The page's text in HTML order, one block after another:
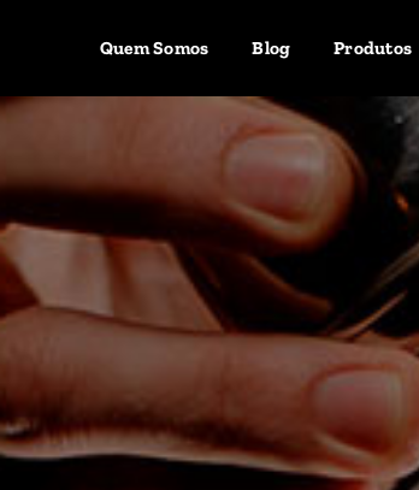
Quem Somos Blog Produtos